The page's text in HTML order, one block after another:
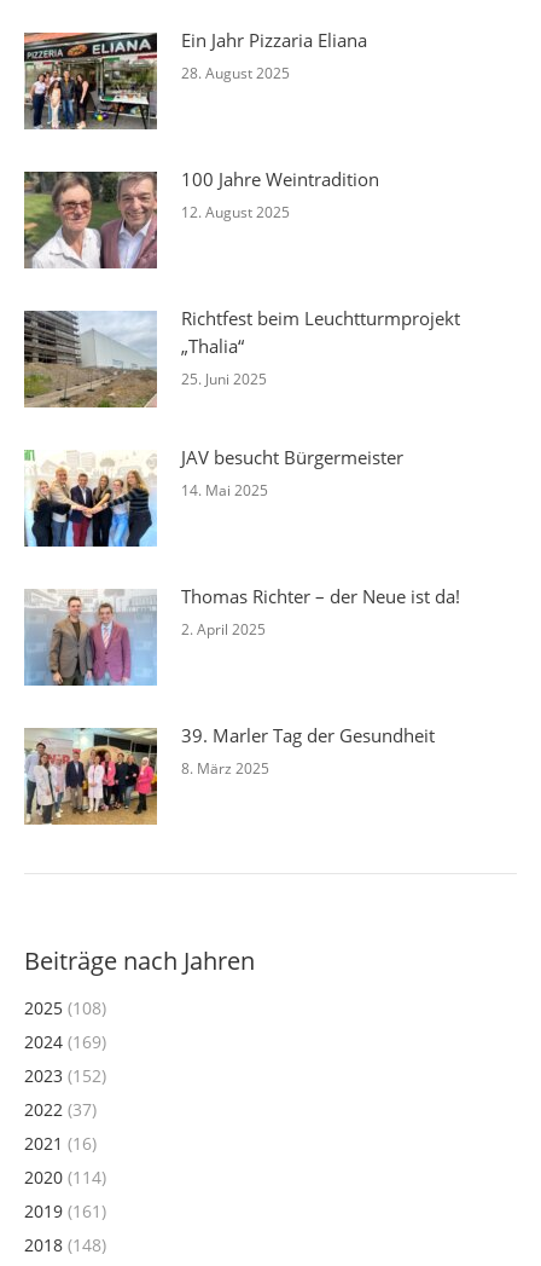
Ein Jahr Pizzaria Eliana
28. August 2025
100 Jahre Weintradition
12. August 2025
Richtfest beim Leuchtturmprojekt
„Thalia“
25. Juni 2025
JAV besucht Bürgermeister
14. Mai 2025
Thomas Richter – der Neue ist da!
2. April 2025
39. Marler Tag der Gesundheit
8. März 2025
Beiträge nach Jahren
2025 (108)
2024 (169)
2023 (152)
2022 (37)
2021 (16)
2020 (114)
2019 (161)
2018 (148)